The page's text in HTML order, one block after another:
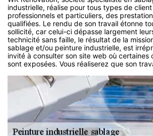
industrielle, réalise pour tous types de
professionnels et particuliers, des
qualifiées. Le rendu de son travail étonne
sollicité, car celui-ci dépasse largement
technicité sans faille, le résultat de la
sablage et/ou peinture industrielle, est
invité à consulter son site web où certaines
sont exposées. Vous réaliserez que son